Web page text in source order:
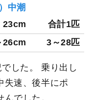
中潮
23cm 合計1匹
26cm 3～28匹
した。 乗り出し
失速、後半にポ